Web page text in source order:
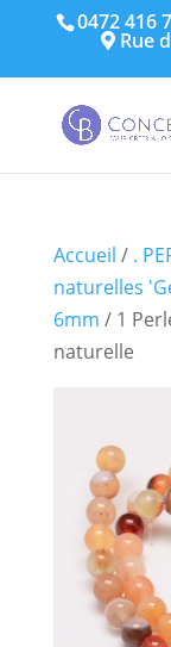
0472 416
Rue
Accueil / .
naturelles
6mm / 1
naturelle